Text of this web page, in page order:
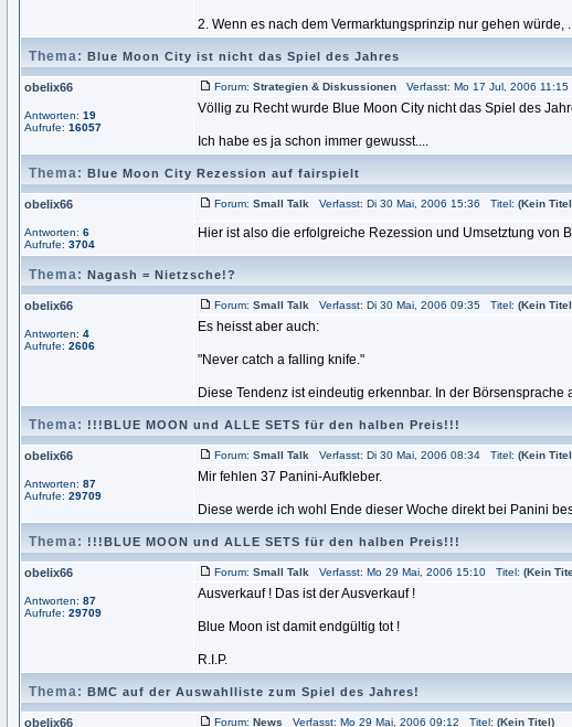
2. Wenn es nach dem Vermarktungsprinzip nur gehen würde,
Thema: Blue Moon City ist nicht das Spiel des Jahres
obelix66
Antworten: 19
Aufrufe: 16057
Forum: Strategien & Diskussionen Verfasst: Mo 17 Jul, 2006
Völlig zu Recht wurde Blue Moon City nicht das Spiel des
Ich habe es ja schon immer gewusst....
Thema: Blue Moon City Rezession auf fairspielt
obelix66
Antworten: 6
Aufrufe: 3704
Forum: Small Talk Verfasst: Di 30 Mai, 2006 15:36 Titel: (Kein
Hier ist also die erfolgreiche Rezession und Umsetztung von
Thema: Nagash = Nietzsche!?
obelix66
Antworten: 4
Aufrufe: 2606
Forum: Small Talk Verfasst: Di 30 Mai, 2006 09:35 Titel: (Kein
Es heisst aber auch:
"Never catch a falling knife."
Diese Tendenz ist eindeutig erkennbar. In der
Thema: !!!BLUE MOON und ALLE SETS für den halben Preis!!!
obelix66
Antworten: 87
Aufrufe: 29709
Forum: Small Talk Verfasst: Di 30 Mai, 2006 08:34 Titel: (Kein
Mir fehlen 37 Panini-Aufkleber.
Diese werde ich wohl Ende dieser Woche direkt bei Panini
Thema: !!!BLUE MOON und ALLE SETS für den halben Preis!!!
obelix66
Antworten: 87
Aufrufe: 29709
Forum: Small Talk Verfasst: Mo 29 Mai, 2006 15:10 Titel: (Kein
Ausverkauf ! Das ist der Ausverkauf !
Blue Moon ist damit endgültig tot !
R.I.P.
Thema: BMC auf der Auswahlliste zum Spiel des Jahres!
obelix66 Forum: News Verfasst: Mo 29 Mai, 2006 09:12 Titel: (Kein Titel)